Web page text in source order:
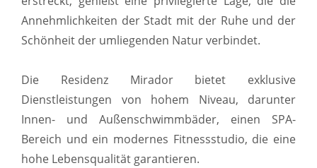
Annehmlichkeiten der Stadt mit der Ruhe und der
Schönheit der umliegenden Natur verbindet.
Die Residenz Mirador bietet exklusive
Dienstleistungen von hohem Niveau, darunter
Innen- und Außenschwimmbäder, einen SPA-
Bereich und ein modernes Fitnessstudio, die eine
hohe Lebensqualität garantieren.